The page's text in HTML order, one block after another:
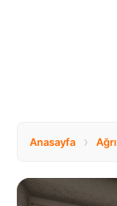
Anasayfa › Ağrı
Bulgaria
Canada
Czech
Netherlands